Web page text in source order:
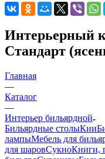
Интерьерный
Стандарт
Главная
—
Каталог
—
Интерьер бильярдной
Бильярдные столыКии
лампыМебель для
для шаровСукноКниги,